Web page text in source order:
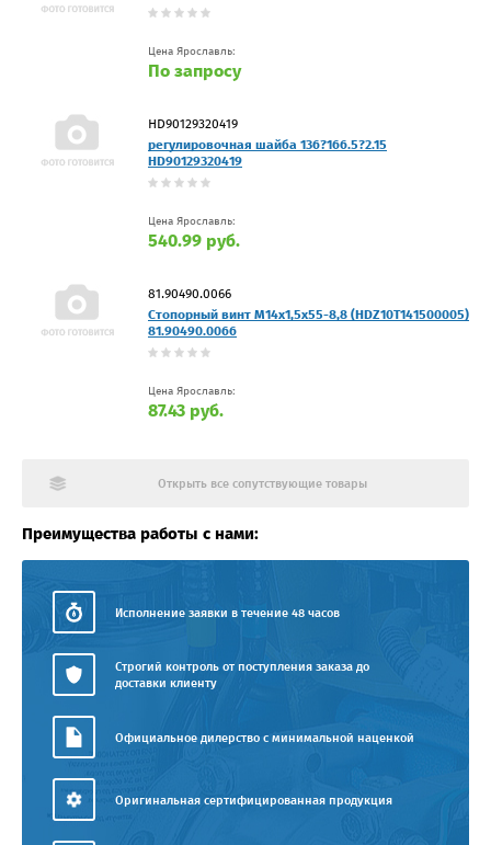
Цена Ярославль:
По запросу
HD90129320419
регулировочная шайба 136?166.5?2.15
HD90129320419
Цена Ярославль:
540.99 руб.
81.90490.0066
Стопорный винт М14х1,5х55-8,8 (HDZ10T141500005)
81.90490.0066
Цена Ярославль:
87.43 руб.
Открыть все сопутствующие товары
Преимущества работы с нами:
Исполнение заявки в течение 48 часов
Строгий контроль от поступления заказа до
доставки клиенту
Официальное дилерство с минимальной наценкой
Оригинальная сертифицированная продукция